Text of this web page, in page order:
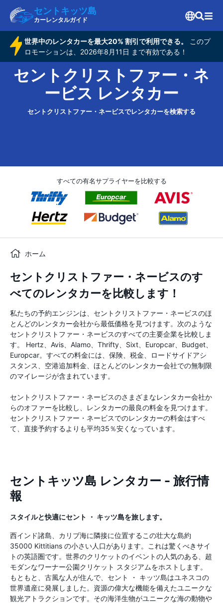
セントキッツ島
カーレンタルガイド
世界中のレンタカーを最大20% 割引で利用できる。
このプ
ロモーションは、2026年8月11日 まで有効である！
セントクリストファー・ネ
ービス レンタカー
セントクリストファー・ネービスでレンタカーを検索する
すべての有名サプライヤーを比較する
ホーム
セントクリストファー・ネービスのす
べてのレンタカーを比較します！
私たちの予約エンジンは、セントクリストファー・ネービスのほ
とんどのレンタカー会社から最低価格を見つけます。次のような
セントクリストファー・ネービスのすべての主要企業を比較しま
す。 Hertz、Avis、Alamo、Thrifty、Sixt、Europcar、Budget、
Europcar。すべての料金には、保険、税金、ロードサイドアシ
スタンス、空港追加料金、ほとんどのレンタカー会社での無制限
のマイレージが含まれています。
セントクリストファー・ネービスのさまざまなレンタカー会社か
らのオファーを比較し、レンタカーの最良の料金を見つけます。
セントクリストファー・ネービスでのレンタカーの料金はすべ
て、直接予約するよりも平均35％安くなっています。
セントキッツ島 レンタカー - 旅行情
報
スタイルと快適にセント ・ キッツ島を旅します。
西インド諸島、カリブ海に隣接に位置するこの壮大な島約
35000 Kittitians の小さい人口があります。これは驚くべきサイ
トの英語圏です。世界のクリケットのイベントの人気のある、超
モダンなワーナー公園クリケット スタジアムをホストします。
もともと、古風な人が住んで、セント ・ キッツ島はユネスコの
世界遺産に発展しました。資源の偉大な機能を備えたユニークな
観光アトラクションです。その海洋生物がユニークな海の動物や